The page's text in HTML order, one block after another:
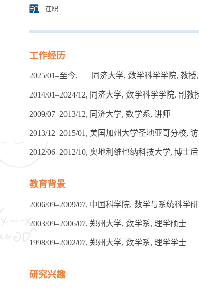
在职
工作经历
2025/01–至今, 同济大学, 数学科学学院, 教授,
2014/01–2024/12, 同济大学, 数学科学学院, 副教
2009/07–2013/12, 同济大学, 数学系, 讲师
2013/12–2015/01, 美国加州大学圣地亚哥分校,
2012/06–2012/10, 奥地利维也纳科技大学, 博士后
教育背景
2006/09–2009/07, 中国科学院, 数学与系统科学
2003/09–2006/07, 郑州大学, 数学系, 理学硕士
1998/09–2002/07, 郑州大学, 数学系, 理学学士
研究兴趣